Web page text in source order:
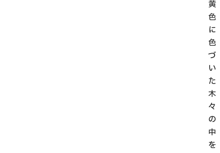
黄
色
に
色
づ
い
た
木
々
の
中
を